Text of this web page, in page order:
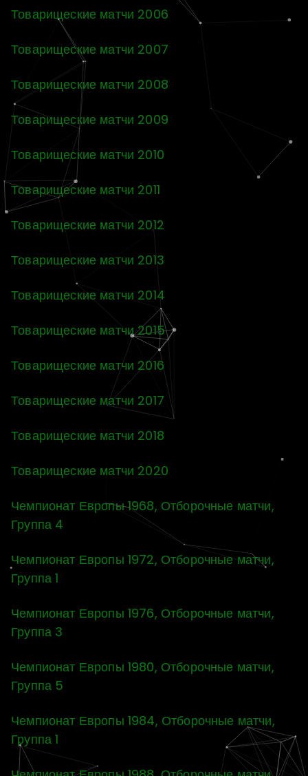
Товарищеские матчи 2006
Товарищеские матчи 2007
Товарищеские матчи 2008
Товарищеские матчи 2009
Товарищеские матчи 2010
Товарищеские матчи 2011
Товарищеские матчи 2012
Товарищеские матчи 2013
Товарищеские матчи 2014
Товарищеские матчи 2015
Товарищеские матчи 2016
Товарищеские матчи 2017
Товарищеские матчи 2018
Товарищеские матчи 2020
Чемпионат Европы 1968, Отборочные матчи,
Группа 4
Чемпионат Европы 1972, Отборочные матчи,
Группа 1
Чемпионат Европы 1976, Отборочные матчи,
Группа 3
Чемпионат Европы 1980, Отборочные матчи,
Группа 5
Чемпионат Европы 1984, Отборочные матчи,
Группа 1